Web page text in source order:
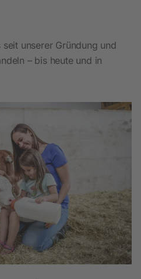
unserer Gründung und
– bis heute und in